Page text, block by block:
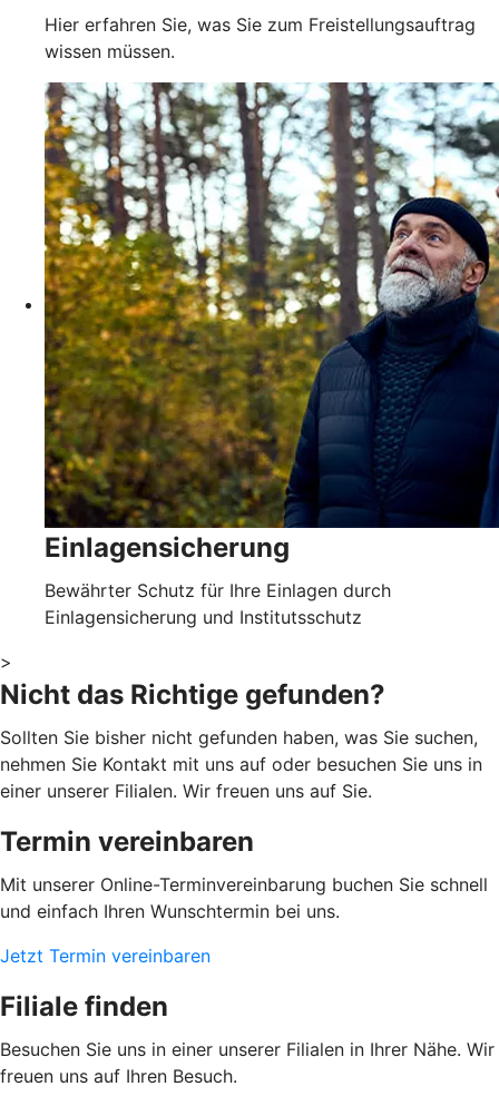
Hier erfahren Sie, was Sie zum Freistellungsauftrag
wissen müssen.
Einlagensicherung
Bewährter Schutz für Ihre Einlagen durch
Einlagensicherung und Institutsschutz
>
Nicht das Richtige gefunden?
Sollten Sie bisher nicht gefunden haben, was Sie suchen,
nehmen Sie Kontakt mit uns auf oder besuchen Sie uns in
einer unserer Filialen. Wir freuen uns auf Sie.
Termin vereinbaren
Mit unserer Online-Terminvereinbarung buchen Sie schnell
und einfach Ihren Wunschtermin bei uns.
Jetzt Termin vereinbaren
Filiale finden
Besuchen Sie uns in einer unserer Filialen in Ihrer Nähe. Wir
freuen uns auf Ihren Besuch.